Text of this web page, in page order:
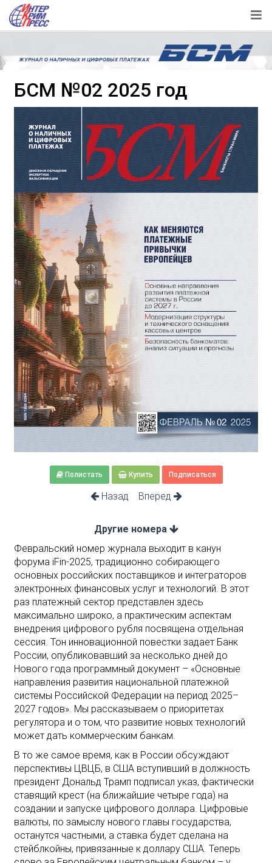
БСМ №02 2025 год
Полистать Купить Подписаться
Назад Вперед
Другие номера
Февральский номер журнала выходит в канун
форума iFin-2025, традиционно собирающего
основных российских поставщиков и интеграторов
электронных финансовых услуг и технологий. В этот
раз платежный сектор представлен здесь
максимально широко, а практическим аспектам
внедрения цифрового рубля посвящена отдельная
сессия. Тон инновационной повестки задает Банк
России, опубликовавший за несколько дней до
Нового года программный документ – «Основные
направления развития национальной платежной
системы Российской Федерации на период 2025–
2027 годов». Мы рассказываем о приоритетах
регулятора и о том, что развитие новых технологий
может дать коммерческим банкам.
В то же самое время, как в России обсуждают
перспективы ЦВЦБ, в США вступивший в должность
президент Дональд Трамп подписал указ, фактически
ставящий крест (на ближайшие четыре года) на
создании и запуске цифрового доллара. Цифровые
валюты, по замыслу нового главы государства,
останутся частными, а ставка будет сделана на
стейблкойны, привязанные к доллару США. Теперь